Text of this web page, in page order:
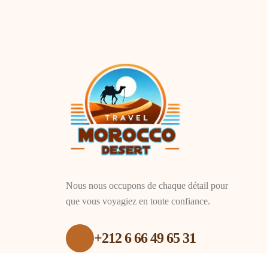
Nous nous occupons de chaque détail pour
que vous voyagiez en toute confiance.
+212 6 66 49 65 31